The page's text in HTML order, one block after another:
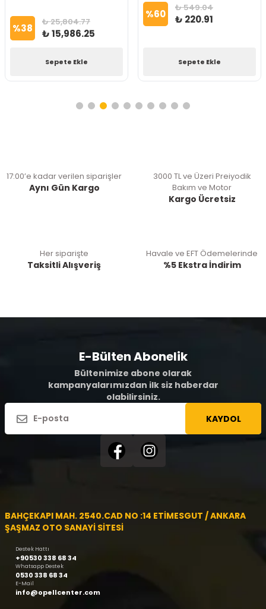
%38 ₺ 25,804.77
₺ 15,986.25
Sepete Ekle
%60 ₺ 549.04
₺ 220.91
Sepete Ekle
17:00’e kadar verilen siparişler
Aynı Gün Kargo
3000 TL ve Üzeri Preiyodik
Bakım ve Motor
Kargo Ücretsiz
Her siparişte
Taksitli Alışveriş
Havale ve EFT Ödemelerinde
%5 Ekstra İndirim
E-Bülten Abonelik
Bültenimize abone olarak
kampanyalarımızdan ilk siz haberdar
olabilirsiniz.
KAYDOL
BAHÇEKAPI MAH. 2540.CAD NO :14 ETİMESGUT / ANKARA
ŞAŞMAZ OTO SANAYİ SİTESİ
Destek Hattı
+90530 338 68 34
Whatsapp Destek
0530 338 68 34
E-Mail
info@opellcenter.com